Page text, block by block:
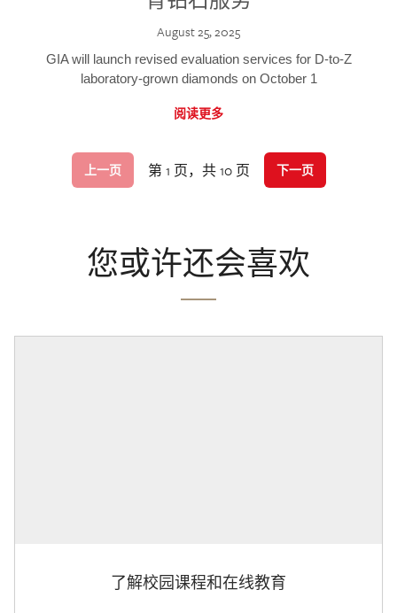
August 25, 2025
GIA will launch revised evaluation services for D-to-Z
laboratory-grown diamonds on October 1
阅读更多
上一页 第 1 页，共 10 页 下一页
您或许还会喜欢
了解校园课程和在线教育